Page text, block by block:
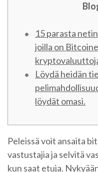
15 parasta
joilla on
Löydä heidän
löydät omasi.
Peleissä voit ansaita
vastustajia ja selvitä
kun saat etuja.